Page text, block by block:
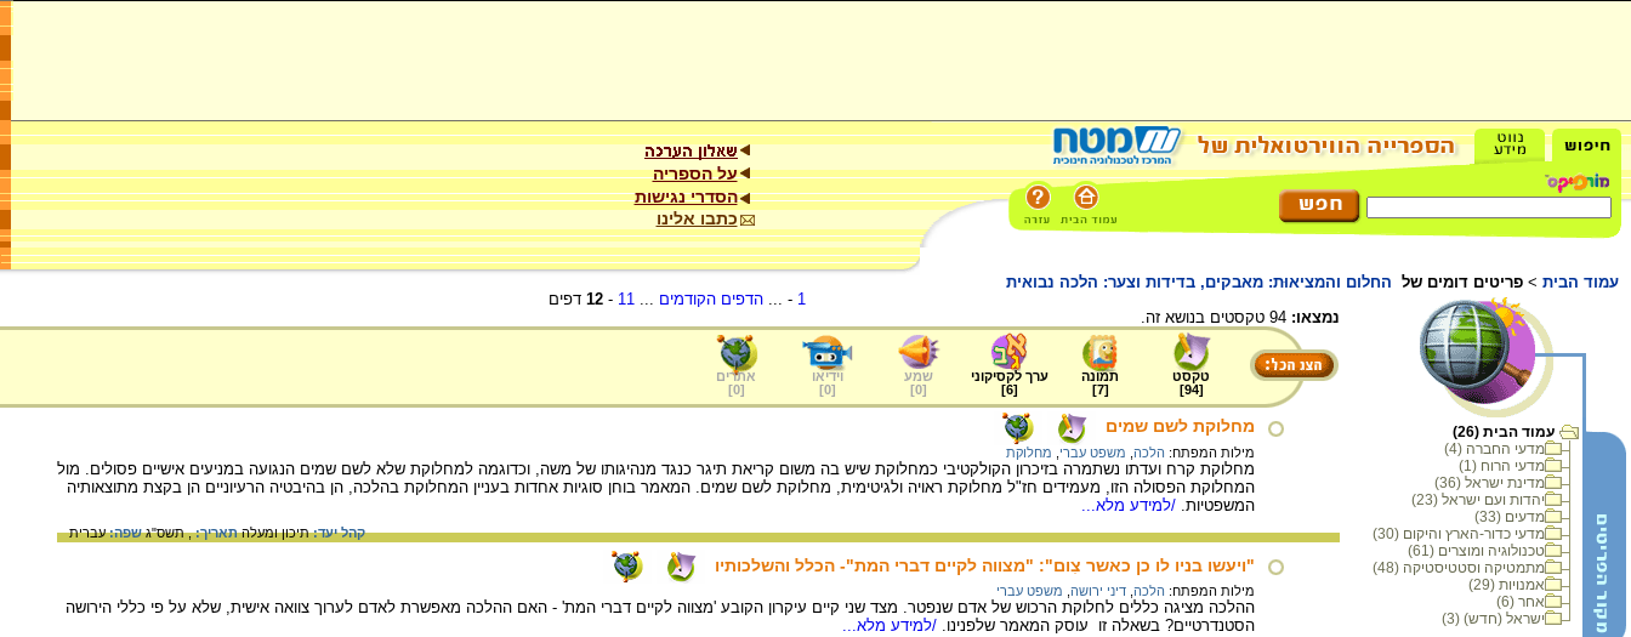
על הספריה
הסדרי נגישות
כתבו אלינו
עמוד הבית > פריטים דומים של החלום והמציאוּת: מאבקים, בדידות וצער: הלכה נבואית
עמוד הבית (26)
מדעי החברה (4)
מדעי הרוח (1)
מדינת ישראל (36)
יהדות ועם ישראל (23)
מדעים (33)
מדעי כדור-הארץ והיקום (30)
טכנולוגיה ומוצרים (61)
מתמטיקה וסטטיסטיקה (48)
אמנויות (29)
אחר (6)
ישראל (חדש) (3)
1
- ... הדפים הקודמים ...
11
-
12 דפים
נמצאו:
טקסט
[
94
]
תמונה
[
7
]
ערך לקסיקוני
[
6
]
שמע
[
0
]
וידיאו
[
0
]
אתרים
[
0
]
מחלוקת לשם שמים
מילות המפתח: הלכה משפט עברי מחלוקת
מחלוקת קרח ועדתו נשתמרה בזיכרון הקולקטיבי כמחלוקת שיש בה משום קריאת תיגר כנגד מנהיגותו של משה, וכדוגמה למחלוקת שלא לשם שמים הנגועה במניעים אישיים פסולים. מול
המחלוקת הפסולה הזו, מעמידים חז"ל מחלוקת ראויה ולגיטימית, מחלוקת לשם שמים. המאמר בוחן סוגיות אחדות בעניין המחלוקת בהלכה, הן בהיבטיה הרעיוניים הן בקצת מתוצאותיה
המשפטיות. /למידע מלא...
קהל יעד:תיכון ומעלהתאריך:, תשס"גשפה:עברית
"ויעשו בניו לו כן כאשר צִום": "מצווה לקיים דברי המת"- הכלל והשלכותיו
מילות המפתח: הלכה דיני ירושה משפט עברי
ההלכה מציגה כללים לחלוקת הרכוש של אדם שנפטר. מצד שני קיים עיקרון הקובע 'מצווה לקיים דברי המת' - האם ההלכה מאפשרת לאדם לערוך צוואה אישית, שלא על פי כללי הירושה
הסטנדרטיים? בשאלה זו עוסק המאמר שלפנינו. /למידע מלא...